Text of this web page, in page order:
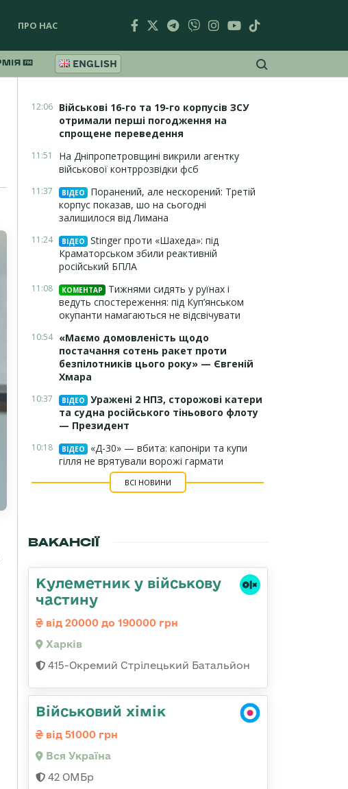
ПРО НАС
ENGLISH
12:06 Військові 16-го та 19-го корпусів ЗСУ
отримали перші погодження на
спрощене переведення
11:51
На Дніпропетровщині викрили агентку
військової контррозвідки фсб
11:37 ВІДЕО
Поранений, але нескорений: Третій
корпус показав, шо на сьогодні
залишилося від Лимана
11:24 ВІДЕО
Stinger проти «Шахеда»: під
Краматорськом збили реактивній
російський БПЛА
11:08 КОМЕНТАР
Тижнями сидять у руїнах і
ведуть спостереження: під Куп’янськом
окупанти намагаються не відсвічувати
10:54 «Маємо домовленість щодо
постачання сотень ракет проти
безпілотників цього року» — Євгеній
Хмара
10:37 ВІДЕО
Уражені 2 НПЗ, сторожові катери
та судна російського тіньового флоту
— Президент
10:18 ВІДЕО
«Д-30» — вбита: капоніри та купи
гілля не врятували ворожі гармати
ВСІ НОВИНИ
ВАКАНСІЇ
Кулеметник у військову
частину
від 20000 до 190000 грн
Харків
415-Окремий Стрілецький Батальйон
Військовий хімік
від 51000 грн
Вся Україна
42 ОМБр